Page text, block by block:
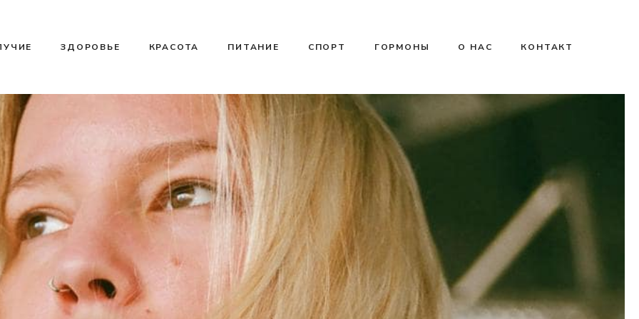
ЗДОРОВЬЕ КРАСОТА ПИТАНИЕ СПОРТ ГОРМОНЫ О НАС КОНТАКТ